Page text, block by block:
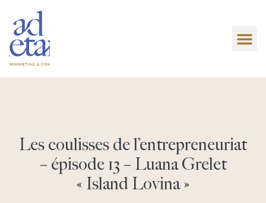
Les coulisses de l’entrepreneuriat
– épisode 13 – Luana Grelet
« Island Lovina »